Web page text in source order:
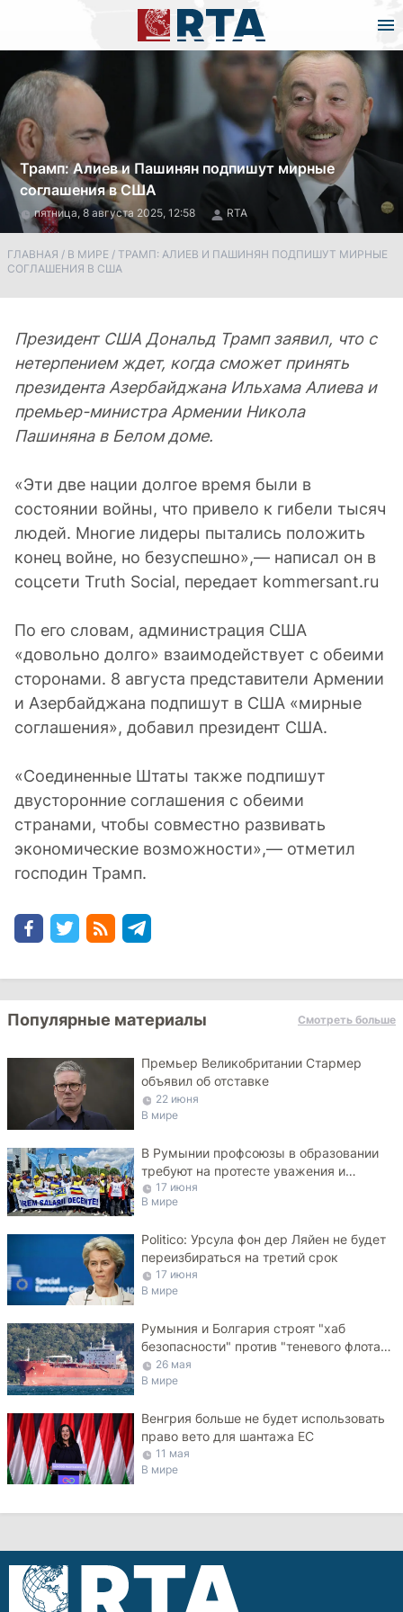
Трамп: Алиев и Пашинян подпишут мирные
соглашения в США
пятница, 8 августа 2025, 12:58 RTA
ГЛАВНАЯ / В МИРЕ / ТРАМП: АЛИЕВ И ПАШИНЯН ПОДПИШУТ МИРНЫЕ
СОГЛАШЕНИЯ В США
Президент США Дональд Трамп заявил, что с
нетерпением ждет, когда сможет принять
президента Азербайджана Ильхама Алиева и
премьер-министра Армении Никола
Пашиняна в Белом доме.
«Эти две нации долгое время были в
состоянии войны, что привело к гибели тысяч
людей. Многие лидеры пытались положить
конец войне, но безуспешно»,— написал он в
соцсети Truth Social, передает kommersant.ru
По его словам, администрация США
«довольно долго» взаимодействует с обеими
сторонами. 8 августа представители Армении
и Азербайджана подпишут в США «мирные
соглашения», добавил президент США.
«Соединенные Штаты также подпишут
двусторонние соглашения с обеими
странами, чтобы совместно развивать
экономические возможности»,— отметил
господин Трамп.
Популярные материалы Смотреть больше
Премьер Великобритании Стармер
объявил об отставке
22 июня
В мире
В Румынии профсоюзы в образовании
требуют на протесте уважения и
достойных зарплат
17 июня
В мире
Politico: Урсула фон дер Ляйен не будет
переизбираться на третий срок
17 июня
В мире
Румыния и Болгария строят "хаб
безопасности" против "теневого флота"
РФ в Черном море
26 мая
В мире
Венгрия больше не будет использовать
право вето для шантажа ЕС
11 мая
В мире